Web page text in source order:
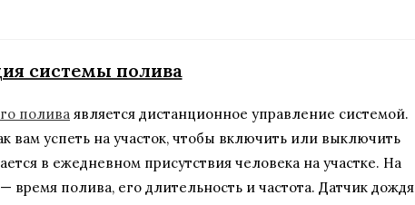
системы полива
полива является дистанционное управление системой.
вам успеть на участок, чтобы включить или выключить
в ежедневном присутствия человека на участке. На
полива, его длительность и частота. Датчик дождя